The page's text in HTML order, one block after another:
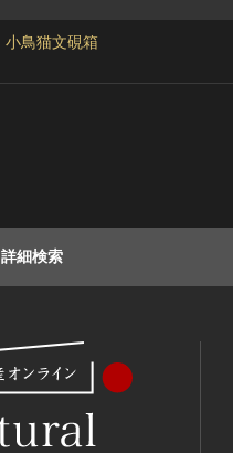
小鳥猫文硯箱
詳細検索